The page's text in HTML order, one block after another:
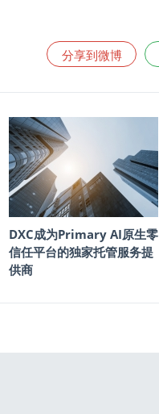
分享到微博
DXC成为Primary AI原生零
信任平台的独家托管服务提
供商